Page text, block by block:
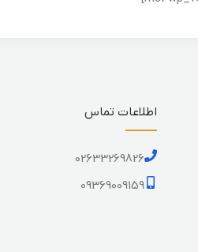
اطلاعات تماس
02633269826
09369009159